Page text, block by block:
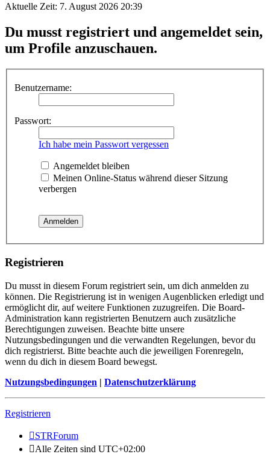
Aktuelle Zeit: 7. August 2026 20:39
Du musst registriert und angemeldet sein,
um Profile anzuschauen.
Benutzername:
Passwort:
Ich habe mein Passwort vergessen
Angemeldet bleiben
Meinen Online-Status während dieser Sitzung
verbergen
Registrieren
Du musst in diesem Forum registriert sein, um dich anmelden zu
können. Die Registrierung ist in wenigen Augenblicken erledigt und
ermöglicht dir, auf weitere Funktionen zuzugreifen. Die Board-
Administration kann registrierten Benutzern auch zusätzliche
Berechtigungen zuweisen. Beachte bitte unsere
Nutzungsbedingungen und die verwandten Regelungen, bevor du
dich registrierst. Bitte beachte auch die jeweiligen Forenregeln,
wenn du dich in diesem Board bewegst.
Nutzungsbedingungen | Datenschutzerklärung
Registrieren
STRForum
Alle Zeiten sind UTC+02:00